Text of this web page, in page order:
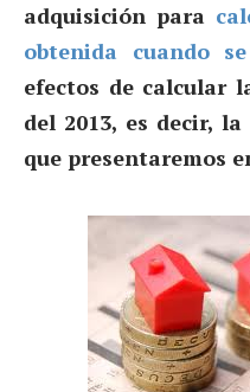
adquisición para
obtenida cuando
efectos de calcular
del 2013, es decir,
que presentaremos